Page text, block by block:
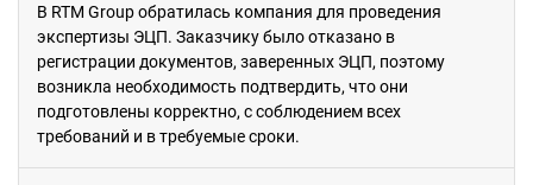
В RTM Group обратилась компания для проведения
экспертизы ЭЦП. Заказчику было отказано в
регистрации документов, заверенных ЭЦП, поэтому
возникла необходимость подтвердить, что они
подготовлены корректно, с соблюдением всех
требований и в требуемые сроки.